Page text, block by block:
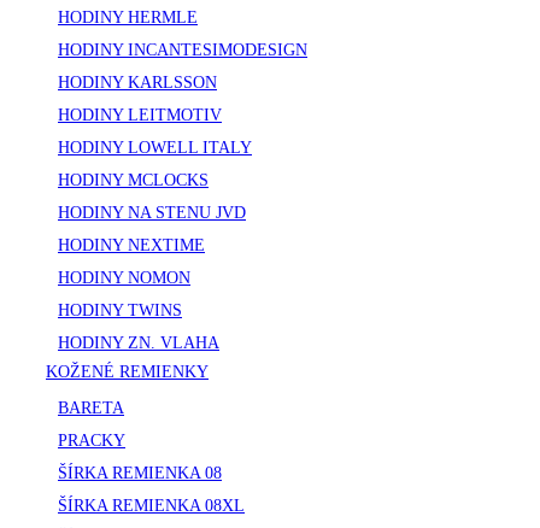
HODINY HERMLE
HODINY INCANTESIMODESIGN
HODINY KARLSSON
HODINY LEITMOTIV
HODINY LOWELL ITALY
HODINY MCLOCKS
HODINY NA STENU JVD
HODINY NEXTIME
HODINY NOMON
HODINY TWINS
HODINY ZN. VLAHA
KOŽENÉ REMIENKY
BARETA
PRACKY
ŠÍRKA REMIENKA 08
ŠÍRKA REMIENKA 08XL